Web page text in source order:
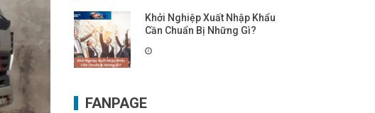
Khởi Nghiệp Xuất Nhập Khẩu
Cần Chuẩn Bị Những Gì?
FANPAGE